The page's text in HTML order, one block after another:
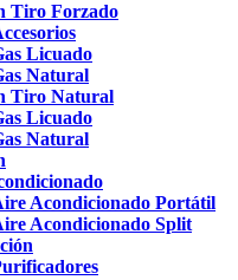
Tiro Forzado
Licuado
Natural
Tiro Natural
Licuado
Natural
Acondicionado Portátil
Acondicionado Split